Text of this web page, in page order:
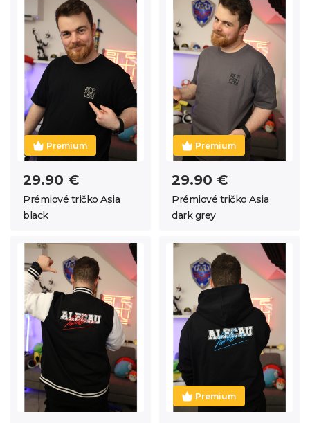
Premium
29.90 €
Prémiové tričko Asia
black
Premium
29.90 €
Prémiové tričko Asia
dark grey
Premium